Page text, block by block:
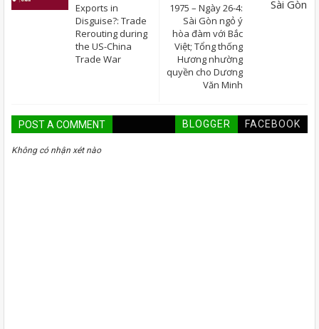
1975 – Ngày 26-4:
Sài Gòn ngỏ ý
hòa đàm với Bắc
Việt; Tổng thống
Hương nhường
quyền cho Dương
Văn Minh
Exports in
Disguise?: Trade
Rerouting during
the US-China
Trade War
POST A COMMENT BLOGGER FACEBOOK
Không có nhận xét nào